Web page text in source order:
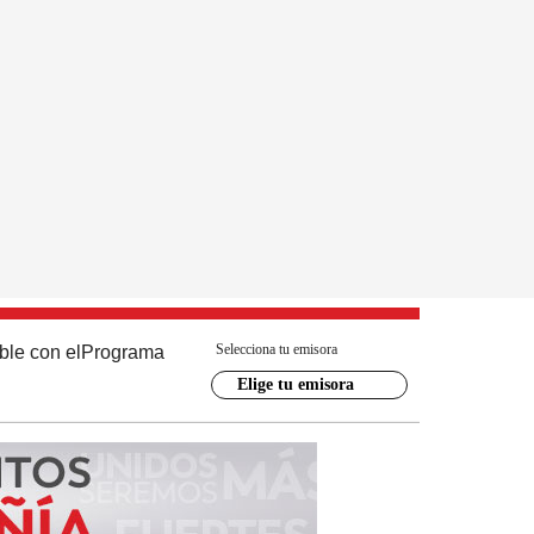
con el Programa Selecciona tu emisora
Elige tu emisora